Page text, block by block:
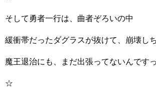
そして勇者一行は、曲者ぞろいの中
緩衝帯だったダグラスが抜けて、崩壊し
魔王退治にも、まだ出張ってないんです
☆